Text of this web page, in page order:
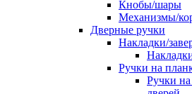
Кнобы/шары
Механизмы/
Дверные ручки
Накладки/
Ручки на
Ручки